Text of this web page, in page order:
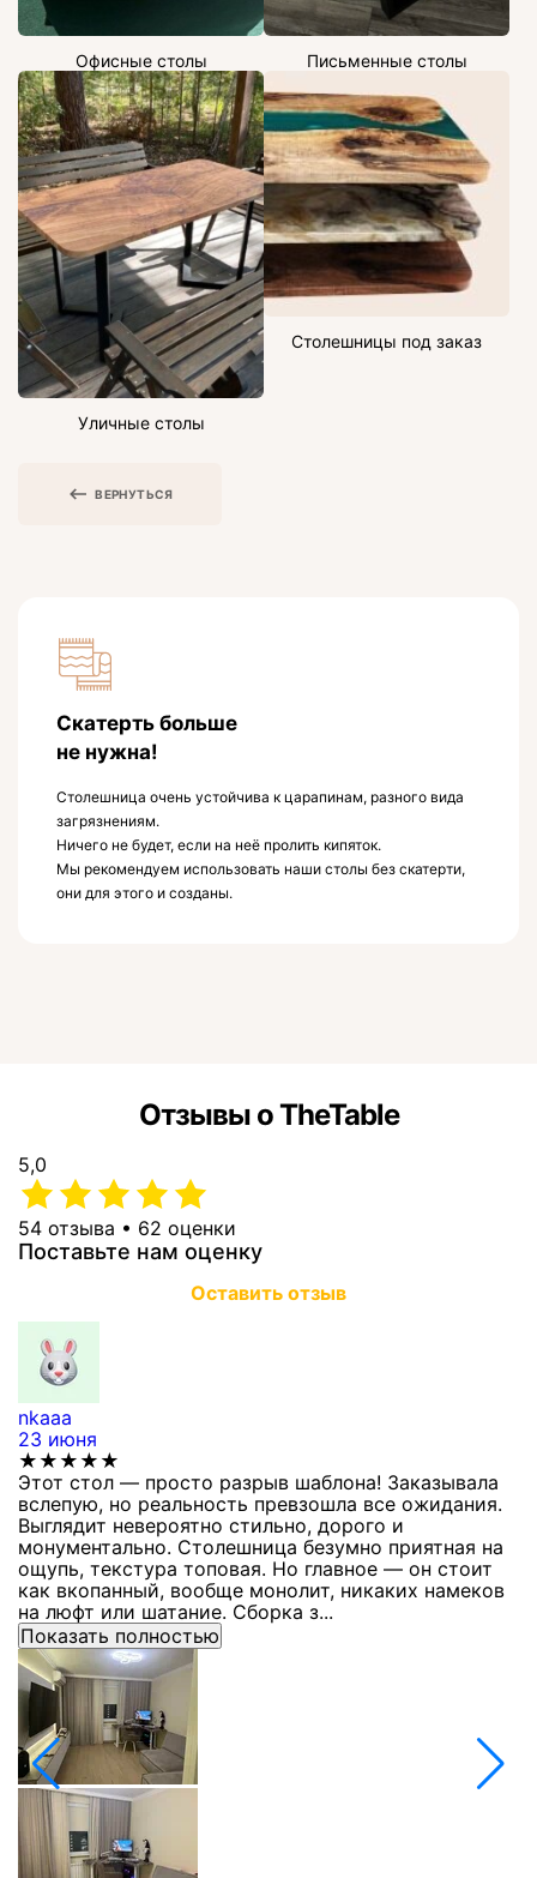
Офисные столы Письменные столы
Уличные столы
Столешницы под заказ
ВЕРНУТЬСЯ
Скатерть больше
не нужна!
Столешница очень устойчива к царапинам, разного вида
загрязнениям.
Ничего не будет, если на неё пролить кипяток.
Мы рекомендуем использовать наши столы без скатерти,
они для этого и созданы.
Отзывы о TheTable
5,0
54 отзыва • 62 оценки
Поставьте нам оценку
Оставить отзыв
nkaaa
23 июня
★★★★★
Этот стол — просто разрыв шаблона! Заказывала
вслепую, но реальность превзошла все ожидания.
Выглядит невероятно стильно, дорого и
монументально. Столешница безумно приятная на
ощупь, текстура топовая. Но главное — он стоит
как вкопанный, вообще монолит, никаких намеков
на люфт или шатание. Сборка з...
Показать полностью